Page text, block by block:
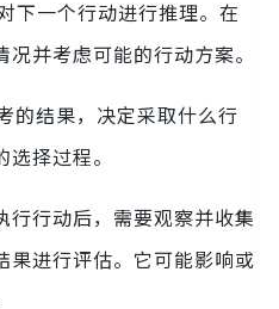
一个行动进行推理。在
并考虑可能的行动方案。
结果，决定采取什么行
择过程。
行动后，需要观察并收集
果进行评估。它可能影响或